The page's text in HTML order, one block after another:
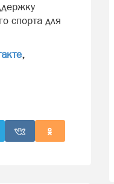
спорта для
,